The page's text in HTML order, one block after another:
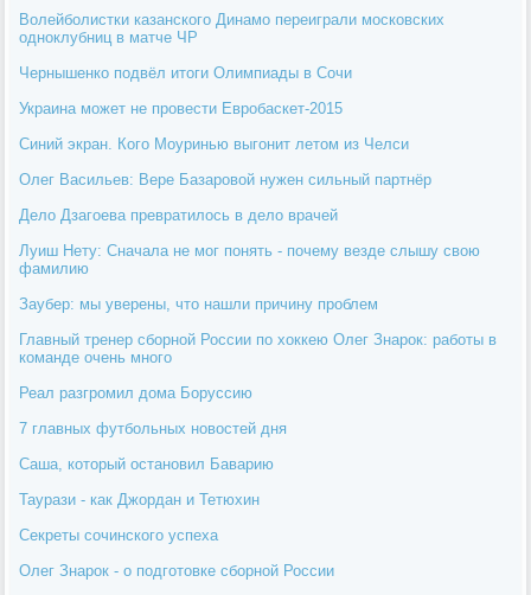
Волейболистки казанского Динамо переиграли московских
одноклубниц в матче ЧР
Чернышенко подвёл итоги Олимпиады в Сочи
Украина может не провести Евробаскет-2015
Синий экран. Кого Моуринью выгонит летом из Челси
Олег Васильев: Вере Базаровой нужен сильный партнёр
Дело Дзагоева превратилось в дело врачей
Луиш Нету: Сначала не мог понять - почему везде слышу свою
фамилию
Заубер: мы уверены, что нашли причину проблем
Главный тренер сборной России по хоккею Олег Знарок: работы в
команде очень много
Реал разгромил дома Боруссию
7 главных футбольных новостей дня
Саша, который остановил Баварию
Таурази - как Джордан и Тетюхин
Секреты сочинского успеха
Олег Знарок - о подготовке сборной России